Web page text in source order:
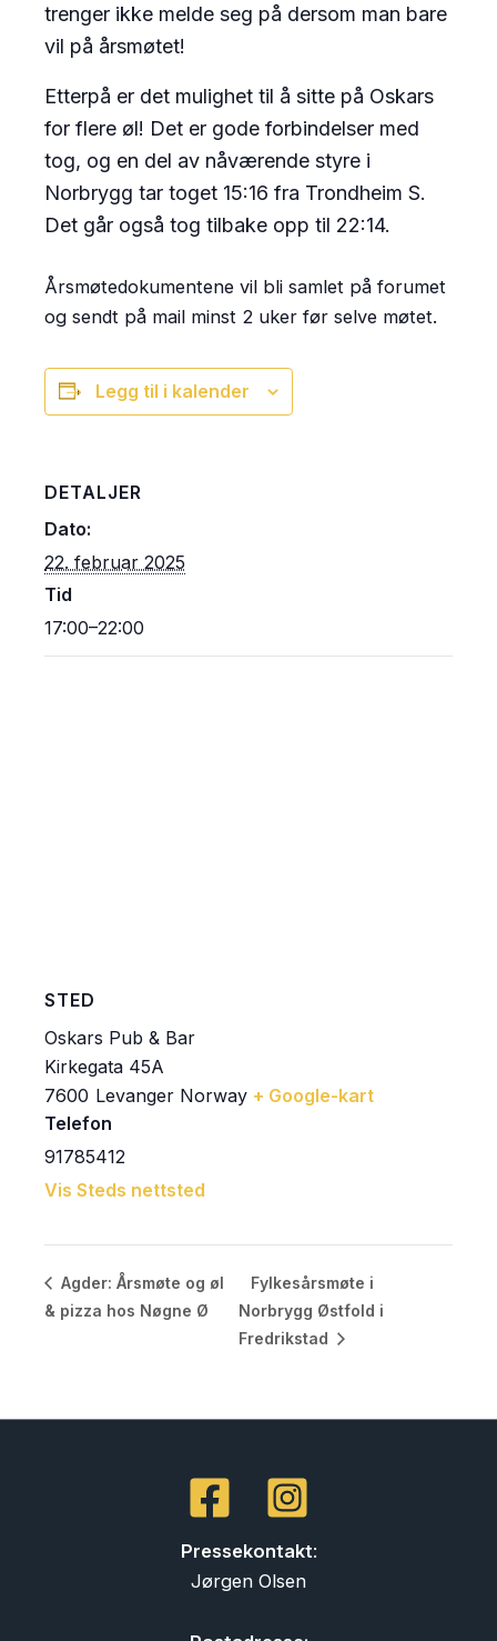
trenger ikke melde seg på dersom man bare
vil på årsmøtet!
Etterpå er det mulighet til å sitte på Oskars
for flere øl! Det er gode forbindelser med
tog, og en del av nåværende styre i
Norbrygg tar toget 15:16 fra Trondheim S.
Det går også tog tilbake opp til 22:14.
Årsmøtedokumentene vil bli samlet på forumet
og sendt på mail minst 2 uker før selve møtet.
Legg til i kalender
DETALJER
Dato:
22. februar 2025
Tid
17:00–22:00
STED
Oskars Pub & Bar
Kirkegata 45A
Levanger
7600 Norway + Google-kart
Telefon
91785412
Vis Steds nettsted
Agder: Årsmøte og øl
& pizza hos Nøgne Ø
Fylkesårsmøte i
Norbrygg Østfold i
Fredrikstad
Pressekontakt:
Jørgen Olsen